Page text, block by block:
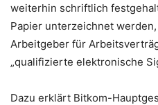
weiterhin schriftlich
Papier unterzeichnet
Arbeitgeber für
„qualifizierte elektronische
Dazu erklärt Bitkom-